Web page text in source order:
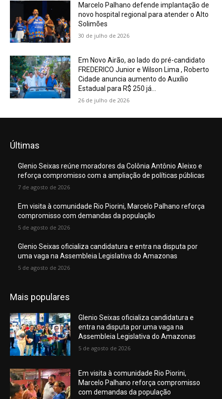
Marcelo Palhano defende implantação de
novo hospital regional para atender o Alto
Solimões
30 de julho de 2026
Em Novo Airão, ao lado do pré-candidato
FREDERICO Junior e Wilson Lima , Roberto
Cidade anuncia aumento do Auxílio
Estadual para R$ 250 já...
26 de julho de 2026
Últimas
Glenio Seixas reúne moradores da Colônia Antônio Aleixo e
reforça compromisso com a ampliação de políticas públicas
7 de agosto de 2026
Em visita à comunidade Rio Piorini, Marcelo Palhano reforça
compromisso com demandas da população
5 de agosto de 2026
Glenio Seixas oficializa candidatura e entra na disputa por
uma vaga na Assembleia Legislativa do Amazonas
5 de agosto de 2026
Mais populares
Glenio Seixas oficializa candidatura e
entra na disputa por uma vaga na
Assembleia Legislativa do Amazonas
5 de agosto de 2026
Em visita à comunidade Rio Piorini,
Marcelo Palhano reforça compromisso
com demandas da população